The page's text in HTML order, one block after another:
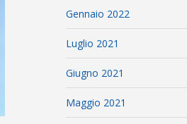
Gennaio 2022
Luglio 2021
Giugno 2021
Maggio 2021